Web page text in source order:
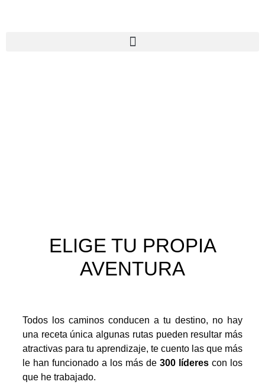
ELIGE TU PROPIA
AVENTURA
Todos los caminos conducen a tu destino, no hay
una receta única algunas rutas pueden resultar más
atractivas para tu aprendizaje, te cuento las que más
le han funcionado a los más de 300 líderes con los
que he trabajado.